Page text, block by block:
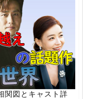
関図とキャスト詳